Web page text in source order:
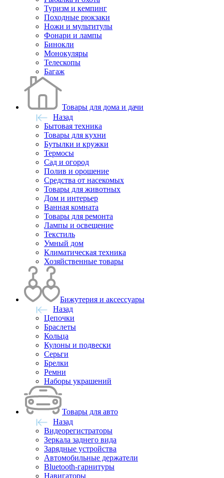
Туризм и кемпинг
Походные рюкзаки
Ножи и мультитулы
Фонари и лампы
Бинокли
Монокуляры
Телескопы
Багаж
Товары для дома и дачи
Назад
Бытовая техника
Товары для кухни
Бутылки и кружки
Термосы
Сад и огород
Полив и орошение
Средства от насекомых
Товары для животных
Дом и интерьер
Ванная комната
Товары для ремонта
Лампы и освещение
Текстиль
Умный дом
Климатическая техника
Хозяйственные товары
Бижутерия и аксессуары
Назад
Цепочки
Браслеты
Кольца
Кулоны и подвески
Серьги
Брелки
Ремни
Наборы украшений
Товары для авто
Назад
Видеорегистраторы
Зеркала заднего вида
Зарядные устройства
Автомобильные держатели
Bluetooth-гарнитуры
Навигаторы